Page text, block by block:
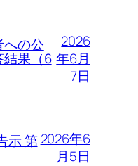
の公
結果（6
2026
年6月
7日
示 第 2026年6
月5日